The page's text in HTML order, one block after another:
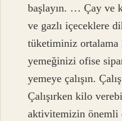
başlayın. … Çay ve
ve gazlı içeceklere
tüketiminiz
yemeğinizi ofise
yemeye çalışın.
Çalışırken kilo
aktivitemizin önemli